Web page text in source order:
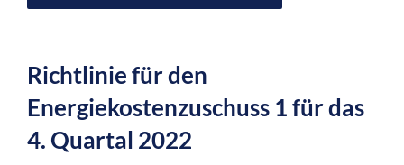
Unsere SPEZIALGEBIETE
Richtlinie für den
Energiekostenzuschuss 1 für das
4. Quartal 2022